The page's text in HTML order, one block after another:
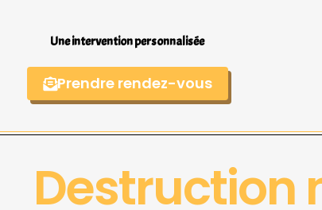
Une intervention personnalisée
Prendre rendez-vous
Destruction